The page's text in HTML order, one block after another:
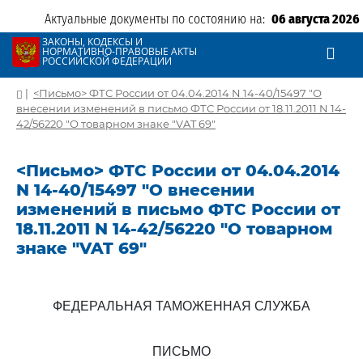
Актуальные документы по состоянию на: 06 августа 2026
ЗАКОНЫ, КОДЕКСЫ И
НОРМАТИВНО-ПРАВОВЫЕ АКТЫ
РОССИЙСКОЙ ФЕДЕРАЦИИ
| <Письмо> ФТС России от 04.04.2014 N 14-40/15497 "О
внесении изменений в письмо ФТС России от 18.11.2011 N 14-
42/56220 "О товарном знаке "VAT 69"
<Письмо> ФТС России от 04.04.2014
N 14-40/15497 "О внесении
изменений в письмо ФТС России от
18.11.2011 N 14-42/56220 "О товарном
знаке "VAT 69"
ФЕДЕРАЛЬНАЯ ТАМОЖЕННАЯ СЛУЖБА
ПИСЬМО